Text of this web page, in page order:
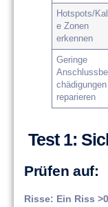
Hotspots/
e Zonen
erkennen
Geringe
chädigungen
reparieren
Test 1:
​​Prüfen auf​​:
​​Risse​​: Ein Riss